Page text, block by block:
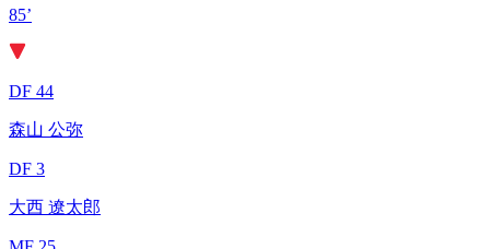
85’
DF 44
森山 公弥
DF 3
大西 遼太郎